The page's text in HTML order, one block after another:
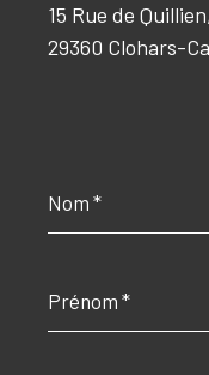
15 Rue de Quillien,
29360 Clohars-
*
*